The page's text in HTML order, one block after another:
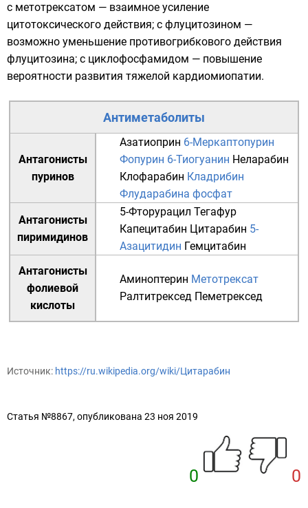
с метотрексатом — взаимное усиление
цитотоксического действия; с флуцитозином —
возможно уменьшение противогрибкового действия
флуцитозина; с циклофосфамидом — повышение
вероятности развития тяжелой кардиомиопатии.
Антиметаболиты
Антагонисты
пуринов
Азатиоприн 6-Меркаптопурин
Фопурин 6-Тиогуанин Неларабин
Клофарабин Кладрибин
Флударабина фосфат
Антагонисты
пиримидинов
5-Фторурацил Тегафур
Капецитабин Цитарабин 5-
Азацитидин Гемцитабин
Антагонисты
фолиевой
кислоты
Аминоптерин Метотрексат
Ралтитрексед Пеметрексед
Источник: https://ru.wikipedia.org/wiki/Цитарабин
Статья №8867, опубликована 23 ноя 2019
0 0